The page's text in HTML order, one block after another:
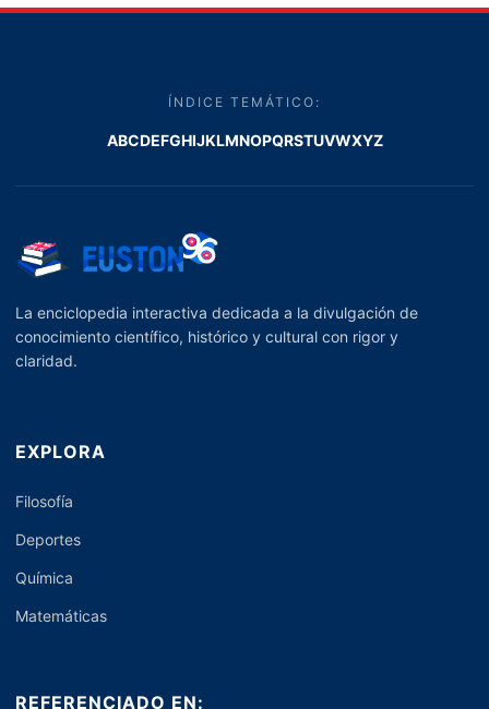
ÍNDICE TEMÁTICO:
ABCDEFGHIJKLMNOPQRSTUVWXYZ
La enciclopedia interactiva dedicada a la divulgación de
conocimiento científico, histórico y cultural con rigor y
claridad.
EXPLORA
Filosofía
Deportes
Química
Matemáticas
REFERENCIADO EN: